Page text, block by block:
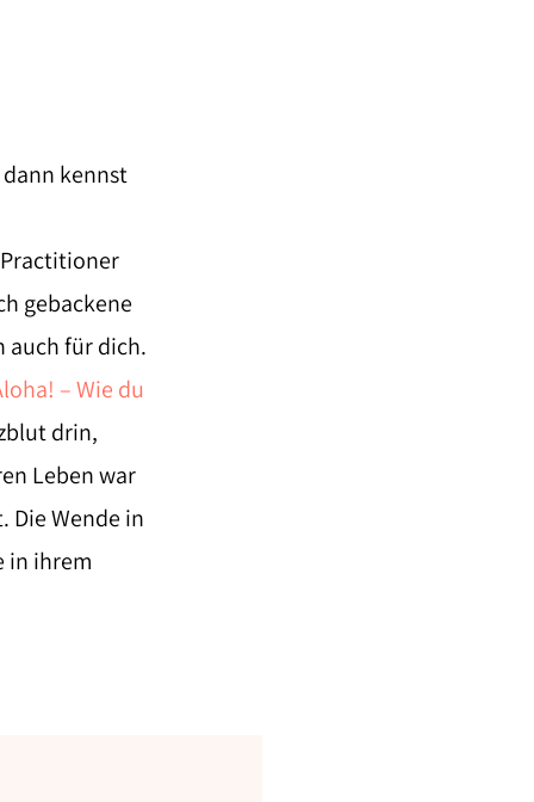
kennst
gebackene
auch für dich.
– Wie du
drin,
Leben war
Die Wende in
in ihrem